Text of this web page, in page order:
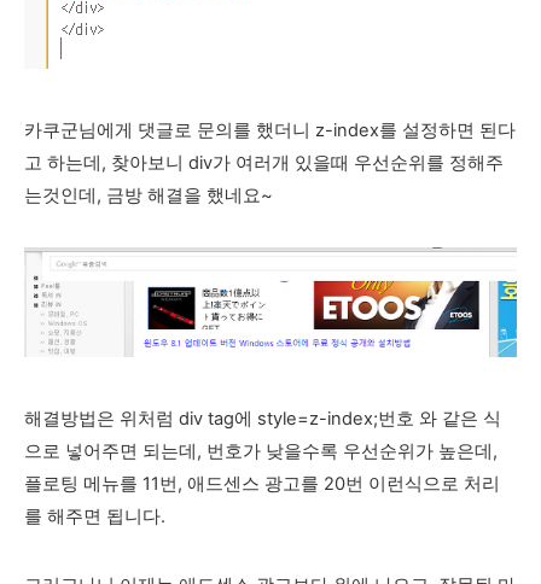
카쿠군님에게 댓글로 문의를 했더니 z-index를 설정하면 된다
고 하는데, 찾아보니 div가 여러개 있을때 우선순위를 정해주
는것인데, 금방 해결을 했네요~
해결방법은 위처럼 div tag에 style=z-index;번호 와 같은 식
으로 넣어주면 되는데, 번호가 낮을수록 우선순위가 높은데,
플로팅 메뉴를 11번, 애드센스 광고를 20번 이런식으로 처리
를 해주면 됩니다.